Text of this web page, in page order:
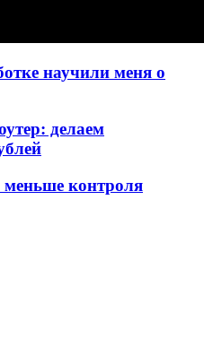
научили меня о
делаем
контроля